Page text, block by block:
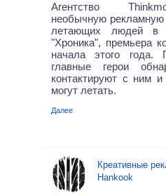
Агентство
необычную
летающих людей в
"Хроника", премьера
начала этого
главные герои
контактируют с ним
могут летать.
Далее
Креативные
Hankook